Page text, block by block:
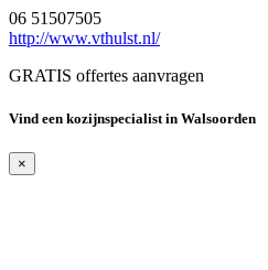
06 51507505
http://www.vthulst.nl/
GRATIS offertes aanvragen
Vind een kozijnspecialist in Walsoorden
×